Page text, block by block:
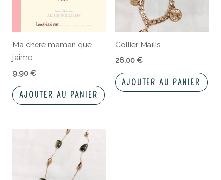
Ma chère maman que
j’aime
9,90€
AJOUTER AU PANIER
Collier Maïlis
26,00 €
AJOUTER AU PANIER